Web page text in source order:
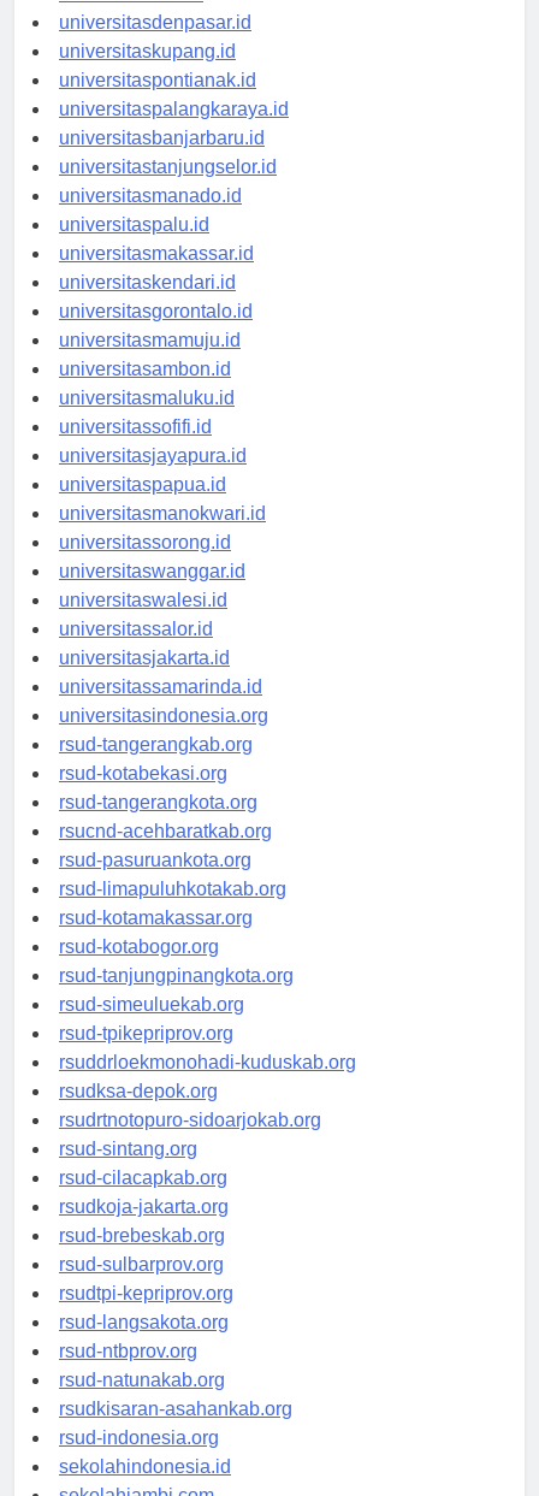
universitasbali.id
universitasdenpasar.id
universitaskupang.id
universitaspontianak.id
universitaspalangkaraya.id
universitasbanjarbaru.id
universitastanjungselor.id
universitasmanado.id
universitaspalu.id
universitasmakassar.id
universitaskendari.id
universitasgorontalo.id
universitasmamuju.id
universitasambon.id
universitasmaluku.id
universitassofifi.id
universitasjayapura.id
universitaspapua.id
universitasmanokwari.id
universitassorong.id
universitaswanggar.id
universitaswalesi.id
universitassalor.id
universitasjakarta.id
universitassamarinda.id
universitasindonesia.org
rsud-tangerangkab.org
rsud-kotabekasi.org
rsud-tangerangkota.org
rsucnd-acehbaratkab.org
rsud-pasuruankota.org
rsud-limapuluhkotakab.org
rsud-kotamakassar.org
rsud-kotabogor.org
rsud-tanjungpinangkota.org
rsud-simeuluekab.org
rsud-tpikepriprov.org
rsuddrloekmonohadi-kuduskab.org
rsudksa-depok.org
rsudrtnotopuro-sidoarjokab.org
rsud-sintang.org
rsud-cilacapkab.org
rsudkoja-jakarta.org
rsud-brebeskab.org
rsud-sulbarprov.org
rsudtpi-kepriprov.org
rsud-langsakota.org
rsud-ntbprov.org
rsud-natunakab.org
rsudkisaran-asahankab.org
rsud-indonesia.org
sekolahindonesia.id